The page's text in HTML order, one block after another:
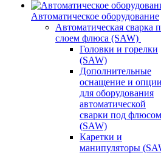
Автоматическое оборудование
Автоматическая сварка
слоем флюса (SAW)
Головки и горелки
(SAW)
Дополнительные
оснащение и опции
для оборудования
автоматической
сварки под флюсом
(SAW)
Каретки и
манипуляторы